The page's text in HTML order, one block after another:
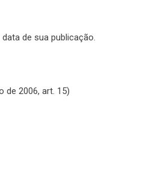
de sua publicação.
de 2006, art. 15)